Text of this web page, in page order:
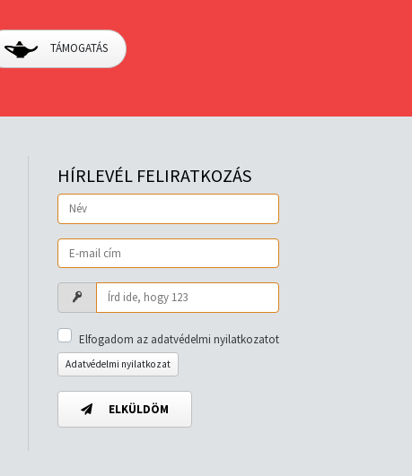
TÁMOGATÁS
HÍRLEVÉL FELIRATKOZÁS
Elfogadom az adatvédelmi nyilatkozatot
Adatvédelmi nyilatkozat
ELKÜLDÖM